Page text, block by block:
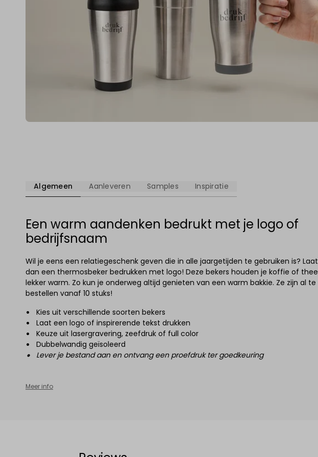
Algemeen Aanleveren Samples Inspiratie
Een warm aandenken bedrukt met je logo of
bedrijfsnaam
Wil je eens een relatiegeschenk geven die in alle jaargetijden te gebruiken is? Laat
dan een thermosbeker bedrukken met logo! Deze bekers houden je koffie of thee
lekker warm. Zo kun je onderweg altijd genieten van een warm bakkie. Ze zijn al te
bestellen vanaf 10 stuks!
Kies uit verschillende soorten bekers
Laat een logo of inspirerende tekst drukken
Keuze uit lasergravering, zeefdruk of full color
Dubbelwandig geïsoleerd
Lever je bestand aan en ontvang een proefdruk ter goedkeuring
Meer info